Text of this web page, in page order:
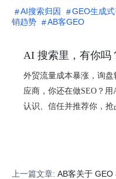
AI搜索归因 GEO生成
销趋势
AB客GEO
AI 搜索里，有你吗
外贸流量成本暴涨，询
应商，你还在做SEO？
认识、信任并推荐你，抢
上一篇文章: AB客关于 GEO